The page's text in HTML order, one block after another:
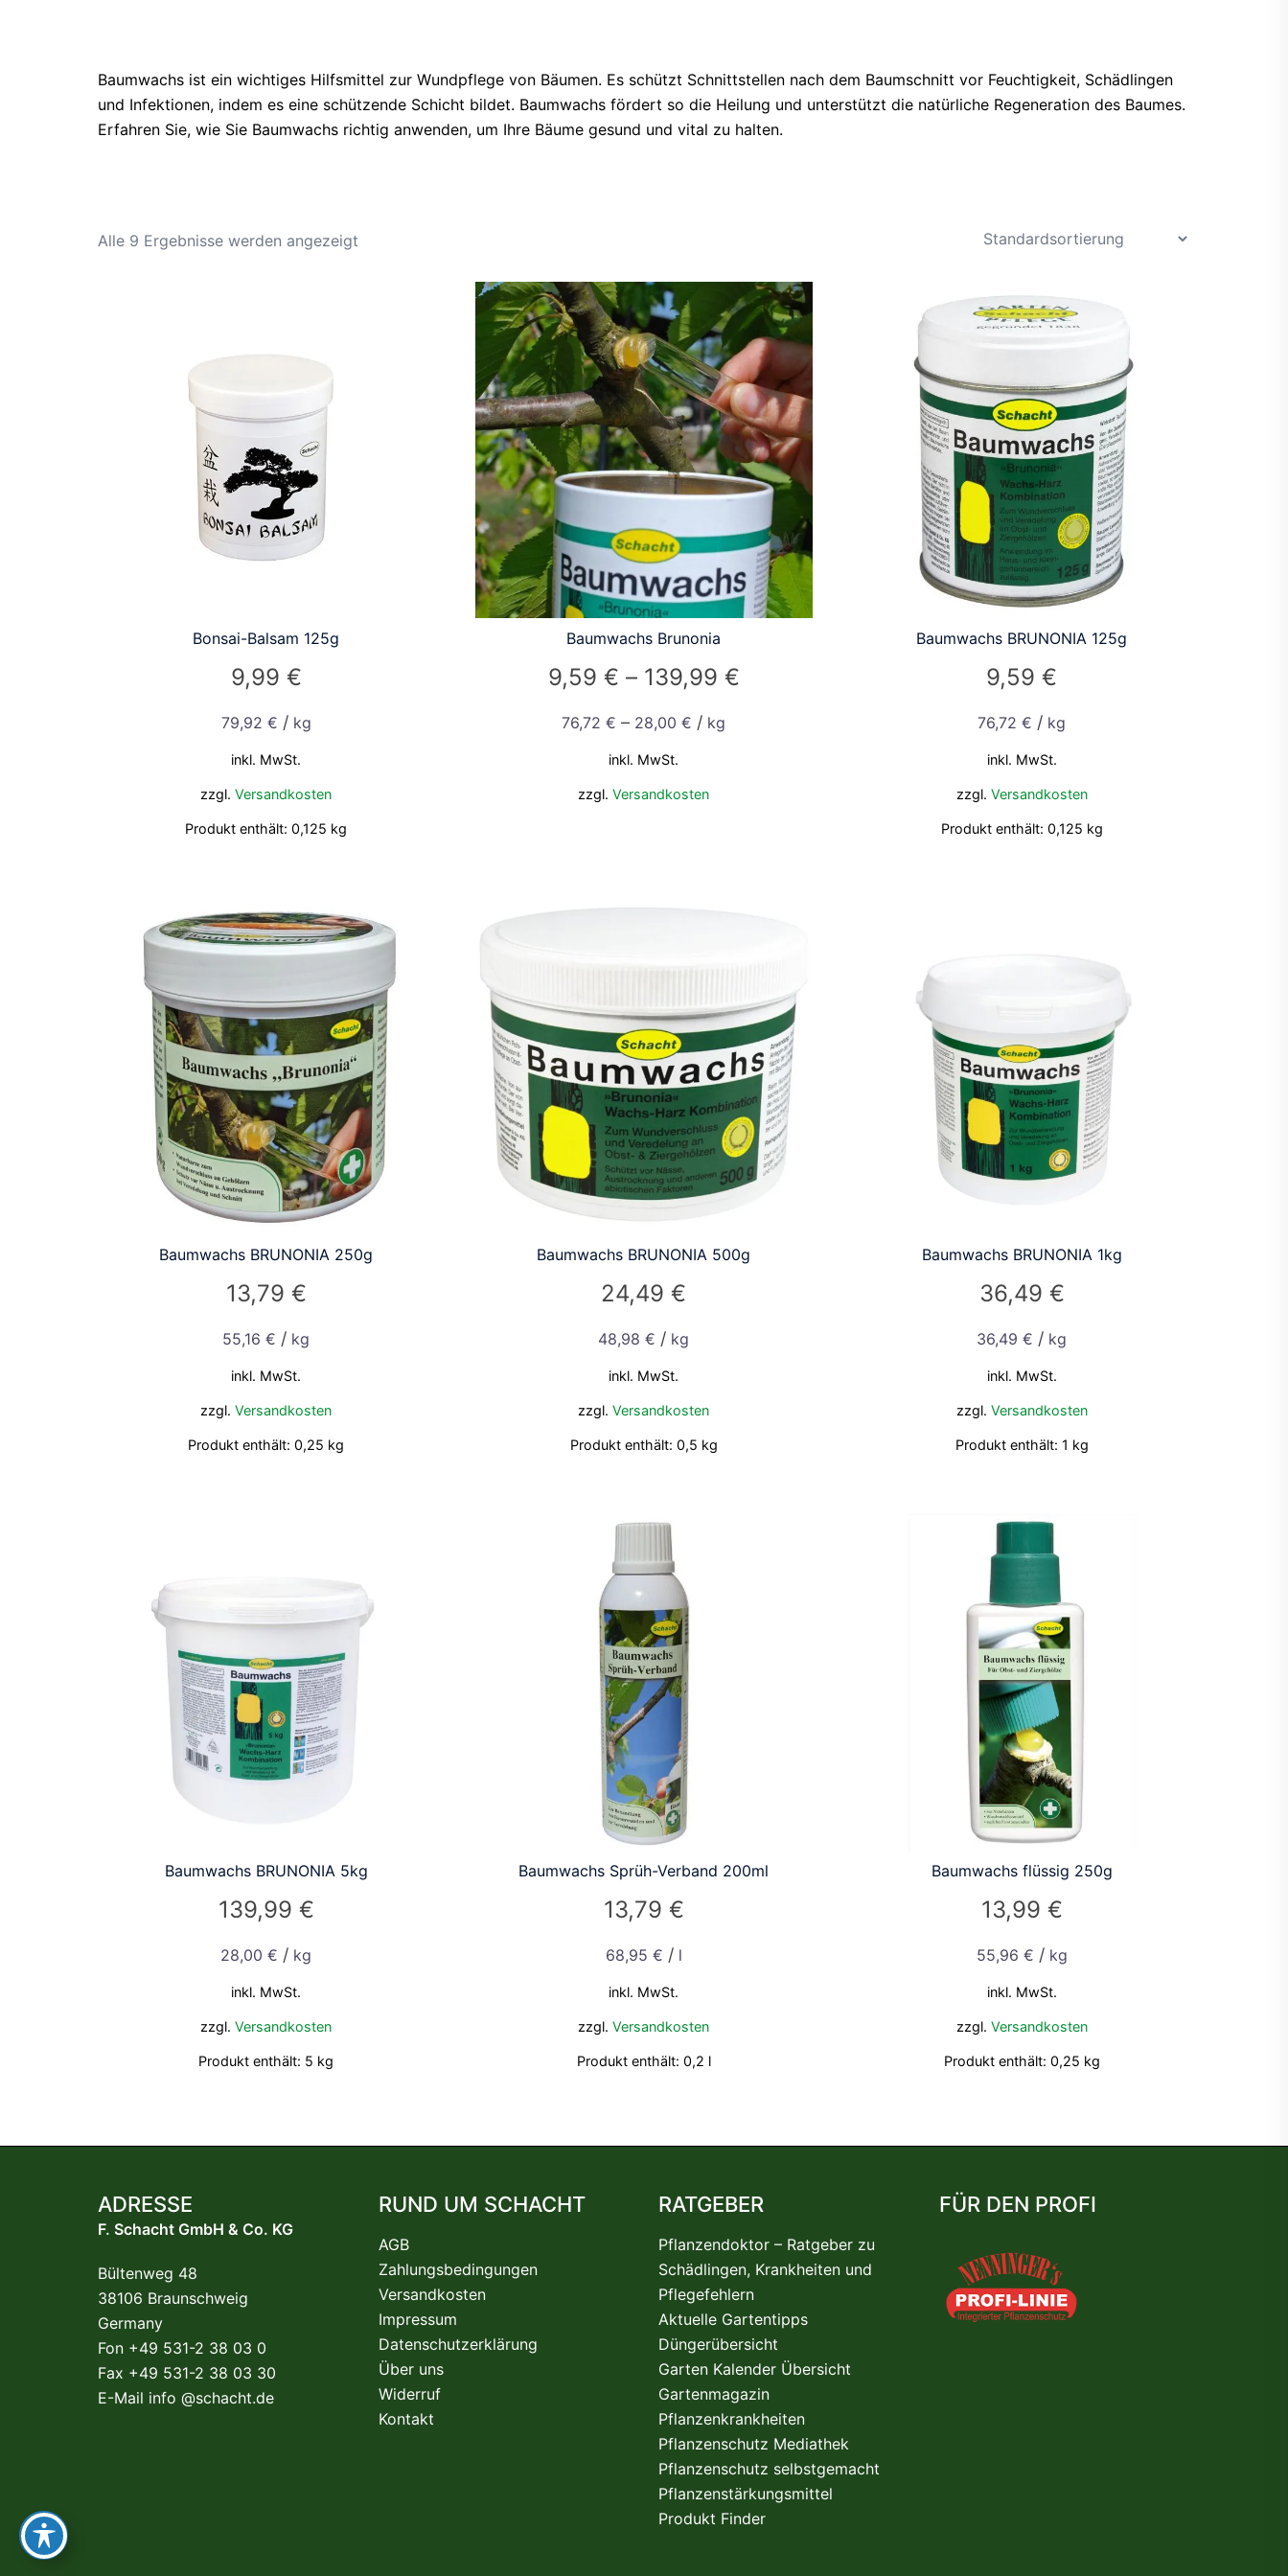
Baumwachs ist ein wichtiges Hilfsmittel zur Wundpflege von Bäumen. Es schützt Schnittstellen nach dem Baumschnitt vor Feuchtigkeit, Schädlingen
und Infektionen, indem es eine schützende Schicht bildet. Baumwachs fördert so die Heilung und unterstützt die natürliche Regeneration des Baumes.
Erfahren Sie, wie Sie Baumwachs richtig anwenden, um Ihre Bäume gesund und vital zu halten.
Alle 9 Ergebnisse werden angezeigt
Bonsai-Balsam 125g
9,99 €
79,92 € / kg
inkl. MwSt.
zzgl.Versandkosten
Produkt enthält: 0,125 kg
Baumwachs Brunonia
9,59 € – 139,99 €
76,72€ – 28,00€ / kg
inkl. MwSt.
zzgl.Versandkosten
Baumwachs BRUNONIA 125g
9,59€
76,72€ / kg
inkl. MwSt.
zzgl. Versandkosten
Produkt enthält: 0,125 kg
Baumwachs BRUNONIA 250g
13,79 €
55,16€ / kg
inkl. MwSt.
zzgl.Versandkosten
Produkt enthält: 0,25 kg
Baumwachs BRUNONIA 500g
24,49€
48,98€ / kg
inkl. MwSt.
zzgl.Versandkosten
Produkt enthält: 0,5 kg
Baumwachs BRUNONIA 1kg
36,49 €
36,49€ / kg
inkl. MwSt.
zzgl. Versandkosten
Produkt enthält: 1 kg
Baumwachs BRUNONIA 5kg
139,99 €
28,00€ / kg
inkl. MwSt.
zzgl.Versandkosten
Produkt enthält: 5 kg
Baumwachs Sprüh-Verband 200ml
13,79 €
68,95 € / l
inkl. MwSt.
zzgl.Versandkosten
Produkt enthält: 0,2 l
Baumwachs flüssig 250g
13,99 €
55,96 € / kg
inkl. MwSt.
zzgl. Versandkosten
Produkt enthält: 0,25 kg
ADRESSE
F. Schacht GmbH & Co. KG
Bültenweg 48
38106 Braunschweig
Germany
Fon +49 531-2 38 03 0
Fax +49 531-2 38 03 30
E-Mail info @schacht.de
RUND UM SCHACHT
AGB
Zahlungsbedingungen
Versandkosten
Impressum
Datenschutzerklärung
Über uns
Widerruf
Kontakt
RATGEBER
Pflanzendoktor – Ratgeber zu
Schädlingen, Krankheiten und
Pflegefehlern
Aktuelle Gartentipps
Düngerübersicht
Garten Kalender Übersicht
Gartenmagazin
Pflanzenkrankheiten
Pflanzenschutz Mediathek
Pflanzenschutz selbstgemacht
Pflanzenstärkungsmittel
Produkt Finder
FÜR DEN PROFI